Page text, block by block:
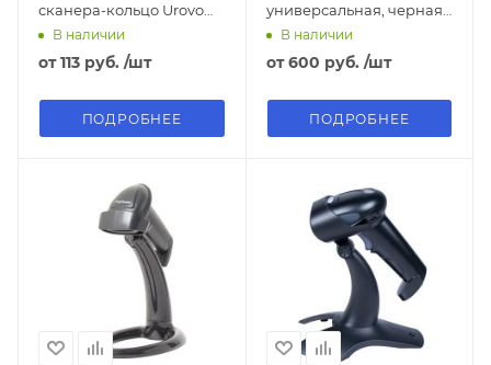
сканера-кольцо Urovo
R70/R71
В наличии
от113 руб. /шт
ПОДРОБНЕЕ
универсальная, черная
(SG-10C/SG-30C/SG-
100C/SG-110-BT/HH 2D2
HD/2D BT)
В наличии
от600 руб. /шт
ПОДРОБНЕЕ